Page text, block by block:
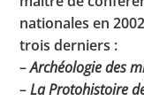
nationales en
trois derniers :
–Archéologie des
–La Protohistoire